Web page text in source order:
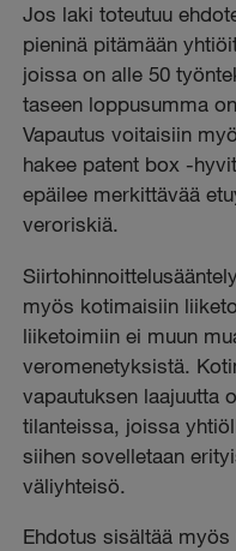
Jos laki toteutuu
pieninä pitämään
joissa on alle 50
taseen loppusumma
Vapautus voitaisiin
hakee patent box -
epäilee merkittävää
veroriskiä.
myös kotimaisiin
liiketoimiin ei muun
veromenetyksistä.
vapautuksen laajuutta
tilanteissa, joissa
siihen sovelletaan
väliyhteisö.
Ehdotus sisältää